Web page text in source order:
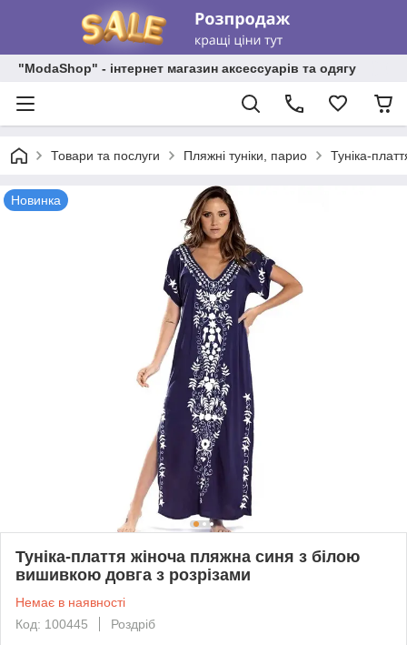
"ModaShop" - інтернет магазин аксессуарів та одягу
Товари та послуги Пляжні туніки, парио Туніка-
Новинка
Туніка-плаття жіноча пляжна синя з білою
вишивкою довга з розрізами
Немає в наявності
Код: 100445
Роздріб